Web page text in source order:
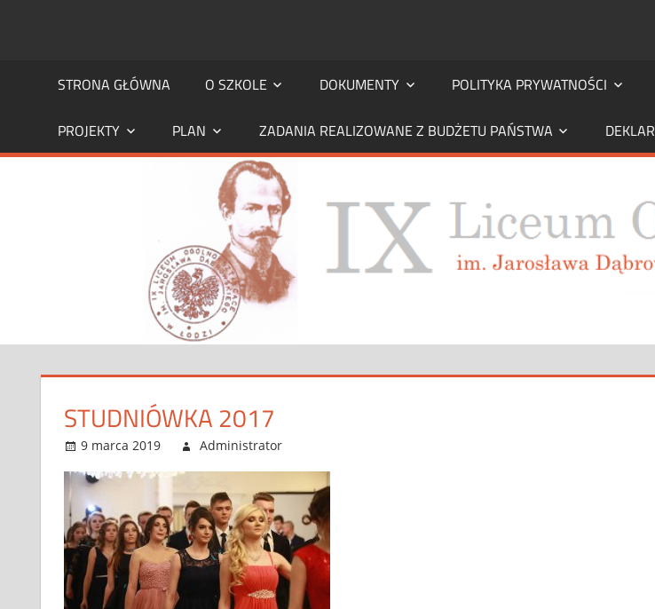
IX
LO
LOSTRONA GŁÓWNA O SZKOLE DOKUMENTY POLITYKA PRYWATNOŚCI
PROJEKTY PLAN ZADANIA REALIZOWANE Z BUDŻETU PAŃSTWA
STUDNIÓWKA 2017
9 marca 2019 Administrator